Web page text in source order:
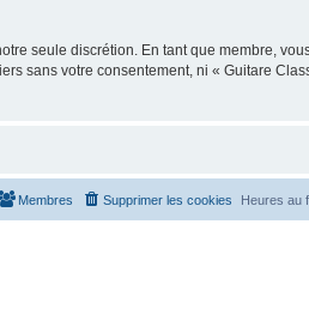
seule discrétion. En tant que membre,
sans votre consentement, ni « Guitare
Heures au
Supprimer les cookies
Membres